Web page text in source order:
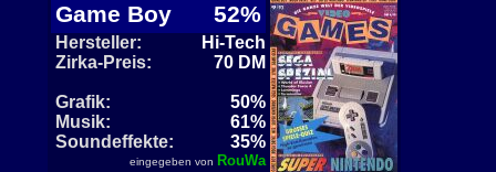
Game Boy 52%
Hersteller:
Hi-Tech
Zirka-Preis:
70 DM
Grafik:
50%
Musik:
61%
Soundeffekte:
35%
eingegeben von RouWa